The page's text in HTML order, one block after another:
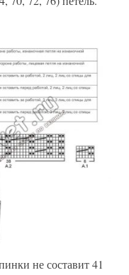
не составит 41